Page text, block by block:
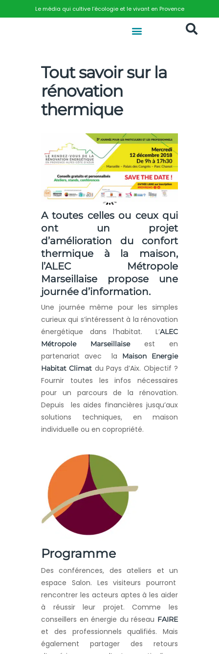
Le média qui cultive l’écologie et le vivant en Provence
Tout savoir sur la
rénovation
thermique
A toutes celles ou ceux qui
ont un projet
d’amélioration du confort
thermique à la maison,
l’ALEC Métropole
Marseillaise propose une
journée d’information.
Une journée même pour les simples
curieux qui s’intéressent à la rénovation
énergétique dans l’habitat. L’ALEC
Métropole Marseillaiseest en
partenariat avec la
Maison Energie
Habitat Climat du Pays d’Aix. Objectif ?
Fournir toutes les infos nécessaires
pour un parcours de la rénovation.
Depuis les aides financières jusqu’aux
solutions techniques, en maison
individuelle ou en copropriété.
Programme
Des conférences, des ateliers et un
espace Salon. Les visiteurs pourront
rencontrer les acteurs aptes à les aider
à réussir leur projet. Comme les
conseillers en énergie du réseau FAIRE
et des professionnels qualifiés. Mais
également partager des retours